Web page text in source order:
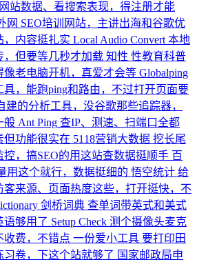
站数据、看搜索表现，得注册才能
网 SEO培训网站，主讲出海和谷歌优
，内容挺扎实 Local Audio Convert 本地
，但要等几秒才加载 知性 性教育科普
像老电脑开机，真爱才会等 Globalping
，能跑ping和路由，不过打开页面要
建的分析工具，没谷歌那些追踪器，
般 Ant Ping 查IP、测速、扫端口全都
但功能很实在 5118营销大数据 挖长尾
，搞SEO的用这站查数据挺顺手 百
用这个就行，数据挺细的 悟空统计 给
客来源、页面热度这些，打开挺快，不
剑桥词典 查单词带英式和美式
语够用了 Setup Check 测个摄像头麦克
收费，不错点 一份爱小工具 要打印田
卷，下这个站就够了 国家邮政局申